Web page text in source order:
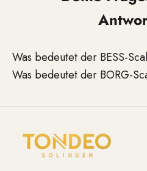
Was bedeutet der BESS-
Was bedeutet der BORG-